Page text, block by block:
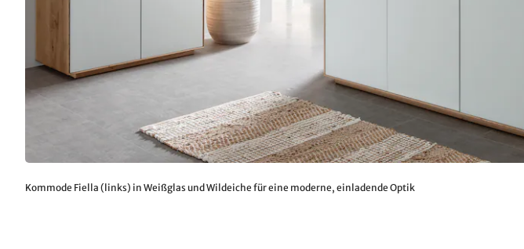
Kommode Fiella (links) in Weißglas und Wildeiche für eine moderne, einladende Optik